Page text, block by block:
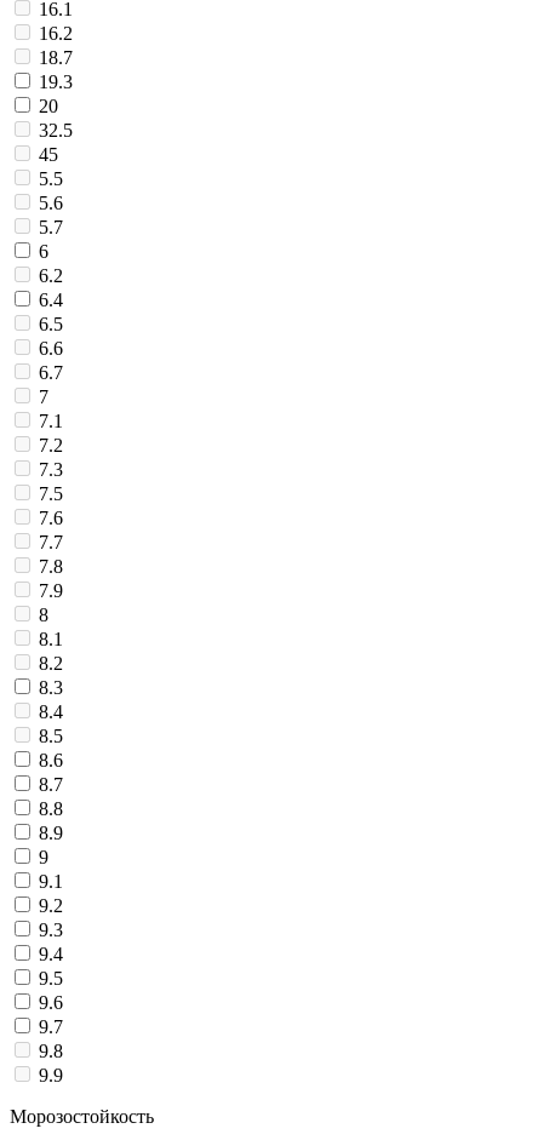
16.1
16.2
18.7
19.3
20
32.5
45
5.5
5.6
5.7
6
6.2
6.4
6.5
6.6
6.7
7
7.1
7.2
7.3
7.5
7.6
7.7
7.8
7.9
8
8.1
8.2
8.3
8.4
8.5
8.6
8.7
8.8
8.9
9
9.1
9.2
9.3
9.4
9.5
9.6
9.7
9.8
9.9
Морозостойкость